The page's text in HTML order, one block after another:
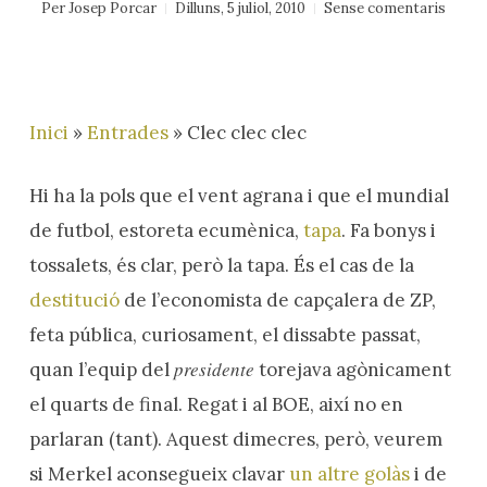
PerJosep Porcar Dilluns, 5 juliol, 2010 Sense comentaris
Inici »Entrades» Clec clec clec
Hi ha la pols que el vent agrana i que el mundial
de futbol, estoreta ecumènica, tapa. Fa bonys i
tossalets, és clar, però la tapa. És el cas de la
destitucióde l’economista de capçalera de ZP,
feta pública, curiosament, el dissabte passat,
quan l’equip delpresidente torejava agònicament
el quarts de final. Regat i al BOE, així no en
parlaran (tant). Aquest dimecres, però, veurem
si Merkel aconsegueix clavar un altre golàsi de